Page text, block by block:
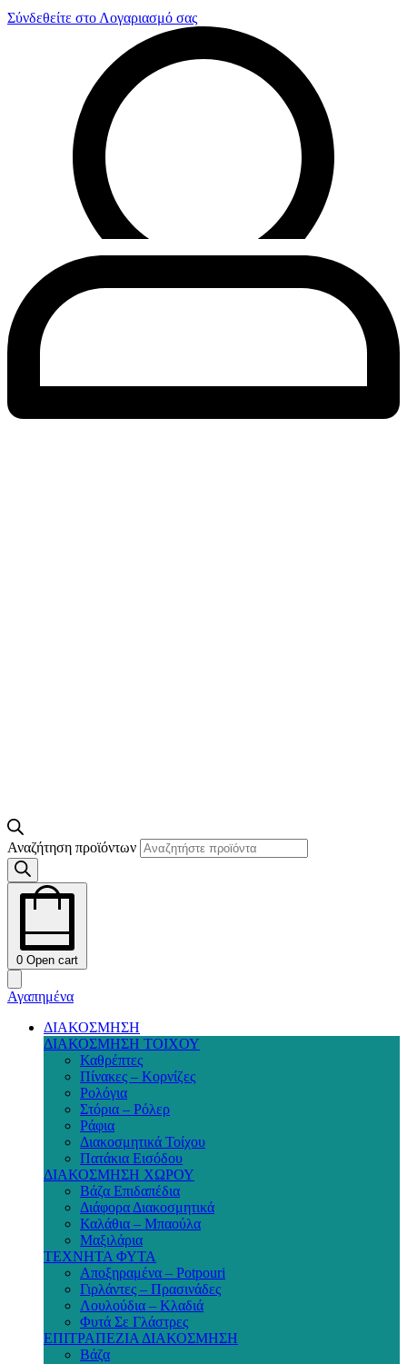
Σύνδεθείτε στο Λογαριασμό σας
Αναζήτηση προϊόντων
0 Open cart
Αγαπημένα
ΔΙΑΚΟΣΜΗΣΗ
ΔΙΑΚΟΣΜΗΣΗ ΤΟΙΧΟΥ
Καθρέπτες
Πίνακες – Κορνίζες
Ρολόγια
Στόρια – Ρόλερ
Ράφια
Διακοσμητικά Τοίχου
Πατάκια Εισόδου
ΔΙΑΚΟΣΜΗΣΗ ΧΩΡΟΥ
Βάζα Επιδαπέδια
Διάφορα Διακοσμητικά
Καλάθια – Μπαούλα
Μαξιλάρια
ΤΕΧΝΗΤΑ ΦΥΤΑ
Αποξηραμένα – Potpouri
Γιρλάντες – Πρασινάδες
Λουλούδια – Κλαδιά
Φυτά Σε Γλάστρες
ΕΠΙΤΡΑΠΕΖΙΑ ΔΙΑΚΟΣΜΗΣΗ
Βάζα